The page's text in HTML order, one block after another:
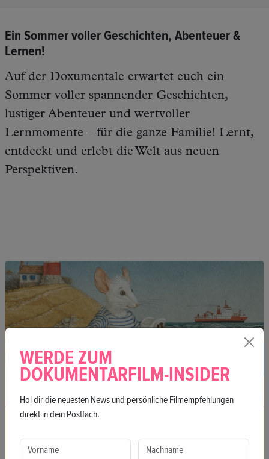
Ein Sommer voller Geschichten, Abenteuer &
Lernen!
Auf der Doxumentale erwartet euch ein
Sommer voller spannender Geschichten,
lustiger Abenteuer und wertvoller
Lernmomente – für die ganze Familie! Lernt,
entdeckt und erlebt die Welt aus neuen
Perspektiven.
Buch
14. Jun / 13:00 / Atelier Gardens
WERDE ZUM
DOKUMENTARFILM-INSIDER
Hol dir die neuesten News und persönliche Filmempfehlungen
direkt in dein Postfach.